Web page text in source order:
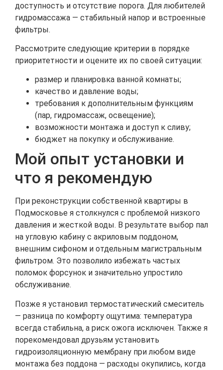
доступность и отсутствие порога. Для любителей
гидромассажа — стабильный напор и встроенные
фильтры.
Рассмотрите следующие критерии в порядке
приоритетности и оцените их по своей ситуации:
размер и планировка ванной комнаты;
качество и давление воды;
требования к дополнительным функциям
(пар, гидромассаж, освещение);
возможности монтажа и доступ к сливу;
бюджет на покупку и обслуживание.
Мой опыт установки и
что я рекомендую
При реконструкции собственной квартиры в
Подмосковье я столкнулся с проблемой низкого
давления и жесткой воды. В результате выбор пал
на угловую кабину с акриловым поддоном,
внешним сифоном и отдельным магистральным
фильтром. Это позволило избежать частых
поломок форсунок и значительно упростило
обслуживание.
Позже я установил термостатический смеситель
— разница по комфорту ощутима: температура
всегда стабильна, а риск ожога исключен. Также я
порекомендовал друзьям установить
гидроизоляционную мембрану при любом виде
монтажа без поддона — расходы окупились, когда